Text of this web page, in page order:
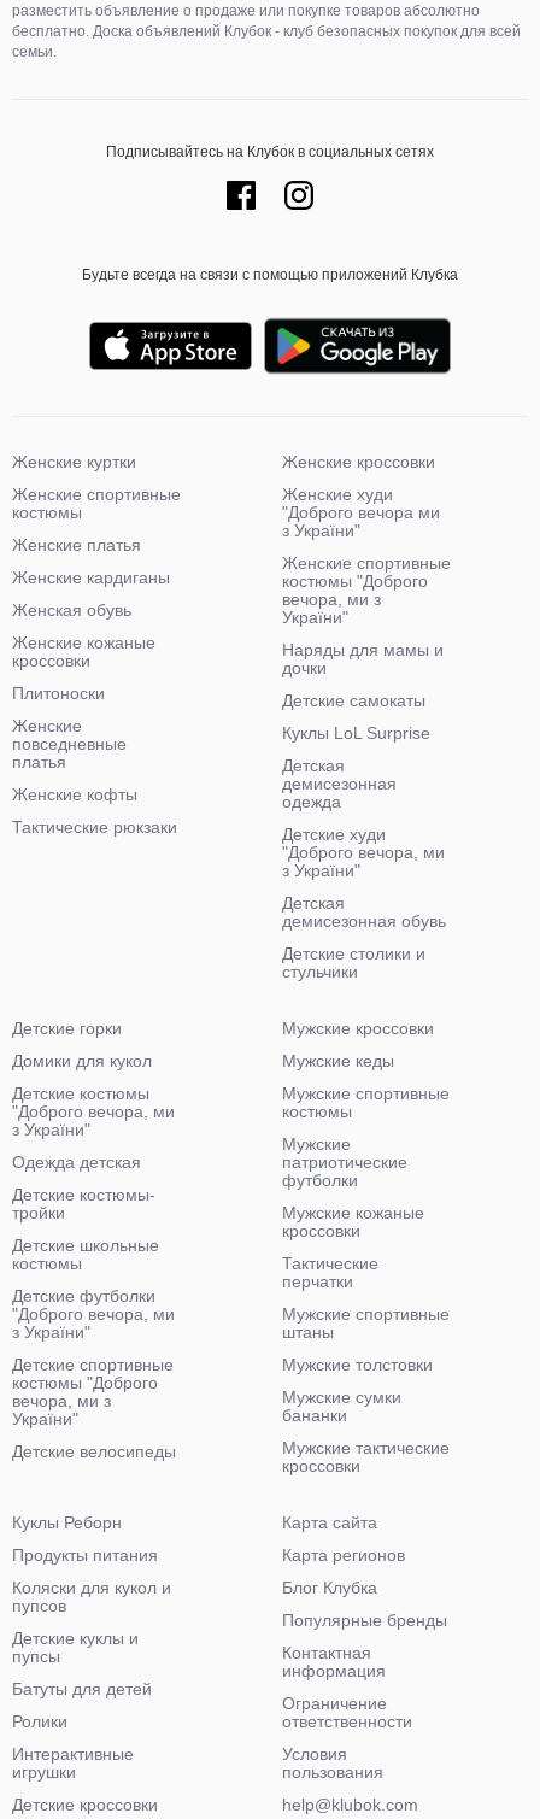
разместить объявление о продаже или покупке товаров абсолютно
бесплатно. Доска объявлений Клубок - клуб безопасных покупок для всей
семьи.
Подписывайтесь на Клубок в социальных сетях
Будьте всегда на связи с помощью приложений Клубка
Женские куртки
Женские спортивные
костюмы
Женские платья
Женские кардиганы
Женская обувь
Женские кожаные
кроссовки
Плитоноски
Женские
повседневные
платья
Женские кофты
Тактические рюкзаки
Женские кроссовки
Женские худи
"Доброго вечора ми
з України"
Женские спортивные
костюмы "Доброго
вечора, ми з
України"
Наряды для мамы и
дочки
Детские самокаты
Куклы LoL Surprise
Детская
демисезонная
одежда
Детские худи
"Доброго вечора, ми
з України"
Детская
демисезонная обувь
Детские столики и
стульчики
Детские горки
Домики для кукол
Детские костюмы
"Доброго вечора, ми
з України"
Одежда детская
Детские костюмы-
тройки
Детские школьные
костюмы
Детские футболки
"Доброго вечора, ми
з України"
Детские спортивные
костюмы "Доброго
вечора, ми з
України"
Детские велосипеды
Мужские кроссовки
Мужские кеды
Мужские спортивные
костюмы
Мужские
патриотические
футболки
Мужские кожаные
кроссовки
Тактические
перчатки
Мужские спортивные
штаны
Мужские толстовки
Мужские сумки
бананки
Мужские тактические
кроссовки
Куклы Реборн
Продукты питания
Коляски для кукол и
пупсов
Детские куклы и
пупсы
Батуты для детей
Ролики
Интерактивные
игрушки
Детские кроссовки
Карта сайта
Карта регионов
Блог Клубка
Популярные бренды
Контактная
информация
Ограничение
ответственности
Условия
пользования
help@klubok.com